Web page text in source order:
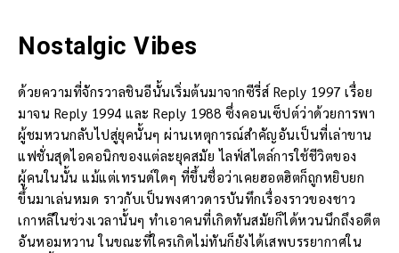
Nostalgic Vibes
ด้วยความที่จักรวาลชินอีนั้นเริ่มต้นมาจากซีรี่ส์ Reply 1997 เรื่อย
มาจน Reply 1994 และ Reply 1988 ซึ่งคอนเซ็ปต์ว่าด้วยการพา
ผู้ชมหวนกลับไปสู่ยุคนั้นๆ ผ่านเหตุการณ์สำคัญอันเป็นที่เล่าขาน
แฟชั่นสุดไอคอนิกของแต่ละยุคสมัย ไลฟ์สไตล์การใช้ชีวิตของ
ผู้คนในนั้น แม้แต่เทรนด์ใดๆ ที่ขึ้นชื่อว่าเคยฮอตฮิตก็ถูกหยิบยก
ขึ้นมาเล่นหมด ราวกับเป็นพงศาวดารบันทึกเรื่องราวของชาว
เกาหลีในช่วงเวลานั้นๆ ทำเอาคนที่เกิดทันสมัยก็ได้หวนนึกถึงอดีต
อันหอมหวาน ในขณะที่ใครเกิดไม่ทันก็ยังได้เสพบรรยากาศใน